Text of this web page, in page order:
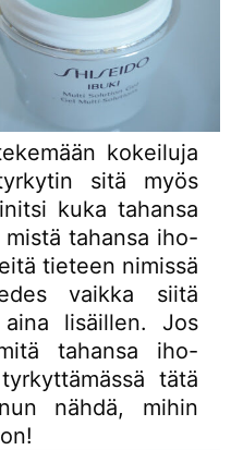
kokeiluja
sitä myös
kuka tahansa
tahansa iho-
tieteen nimissä
vaikka siitä
lisäillen. Jos
tahansa iho-
tätä
nähdä, mihin